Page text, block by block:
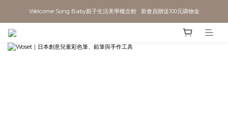
Welcome Song Baby親子生活美學概念館   新會員贈送100元購物金